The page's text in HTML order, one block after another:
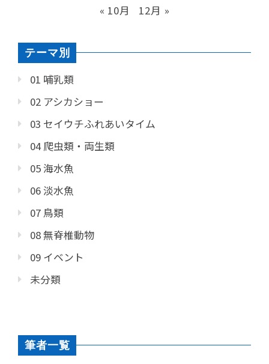
« 10月 12月 »
テーマ別
01 哺乳類
02 アシカショー
03 セイウチふれあいタイム
04 爬虫類・両生類
05 海水魚
06 淡水魚
07 鳥類
08 無脊椎動物
09 イベント
未分類
筆者一覧